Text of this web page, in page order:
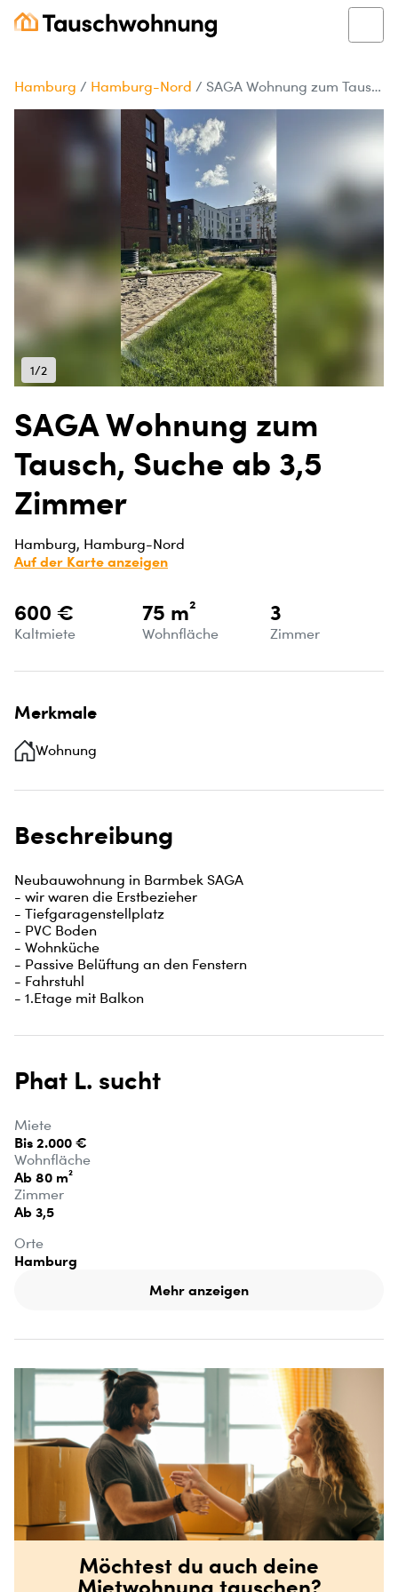
Hamburg / Hamburg-Nord / SAGA Wohnung zum Tausch, Suche ab 3,5 Zimmer
1/2
SAGA Wohnung zum
Tausch, Suche ab 3,5
Zimmer
Hamburg, Hamburg-Nord
Auf der Karte anzeigen
600 €
Kaltmiete
75 m²
Wohnfläche
3
Zimmer
Merkmale
Wohnung
Beschreibung
Neubauwohnung in Barmbek SAGA
- wir waren die Erstbezieher
- Tiefgaragenstellplatz
- PVC Boden
- Wohnküche
- Passive Belüftung an den Fenstern
- Fahrstuhl
- 1.Etage mit Balkon
Phat L. sucht
Miete
Bis 2.000 €
Wohnfläche
Ab 80 m²
Zimmer
Ab 3,5
Orte
Hamburg
Mehr anzeigen
Möchtest du auch deine
Mietwohnung tauschen?